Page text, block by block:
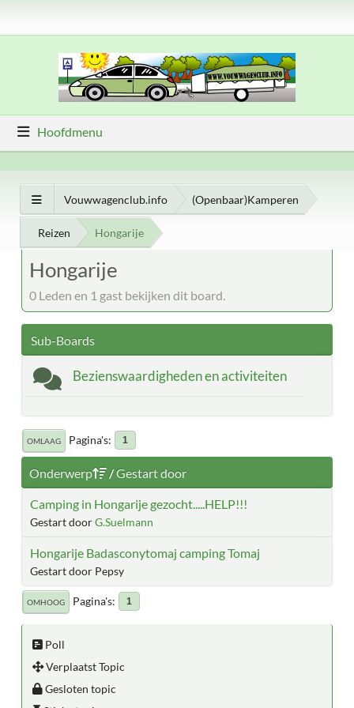
Hoofdmenu
Vouwwagenclub.info (Openbaar)Kamperen
Reizen Hongarije
Hongarije
0 Leden en 1 gast bekijken dit board.
Sub-Boards
Bezienswaardigheden en activiteiten
OMLAAG Pagina's 1
Onderwerp /Gestart door
Camping in Hongarije gezocht.....HELP!!!
Gestart doorG.Suelmann
Hongarije Badasconytomaj camping Tomaj
Gestart door Pepsy
OMHOOG Pagina's 1
Poll
Verplaatst Topic
Gesloten topic